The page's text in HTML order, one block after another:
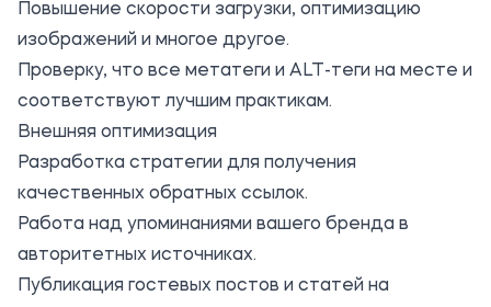
Повышение скорости загрузки, оптимизацию
изображений и многое другое.
Проверку, что все метатеги и ALT-теги на месте и
соответствуют лучшим практикам.
Внешняя оптимизация
Разработка стратегии для получения
качественных обратных ссылок.
Работа над упоминаниями вашего бренда в
авторитетных источниках.
Публикация гостевых постов и статей на